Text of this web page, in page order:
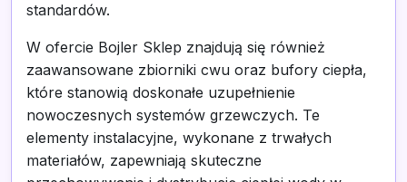
standardów.
W ofercie Bojler Sklep znajdują się również
zaawansowane zbiorniki cwu oraz bufory ciepła,
które stanowią doskonałe uzupełnienie
nowoczesnych systemów grzewczych. Te
elementy instalacyjne, wykonane z trwałych
materiałów, zapewniają skuteczne